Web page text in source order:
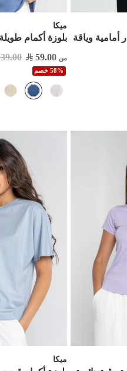
أمامية وياقة
ميكا
بلوزة أكمام
من 59.00
58% خصم
ميكا